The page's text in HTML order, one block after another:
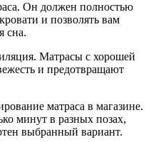
Он должен полностью
и позволять вам
сна.
Матрасы с хорошей
и предотвращают
матраса в магазине.
минут в разных позах,
выбранный вариант.